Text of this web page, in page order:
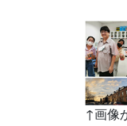
↑画像